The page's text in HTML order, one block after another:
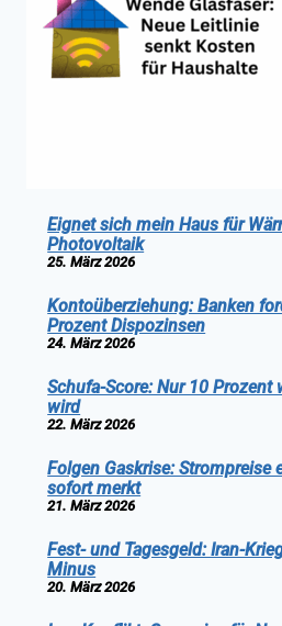
Eignet sich mein Haus für
Photovoltaik
25. März 2026
Kontoüberziehung: Banken
Prozent Dispozinsen
24. März 2026
Schufa-Score: Nur 10 Prozent
wird
22. März 2026
Folgen Gaskrise: Strompreise
sofort merkt
21. März 2026
Fest- und Tagesgeld: Iran-
Minus
20. März 2026